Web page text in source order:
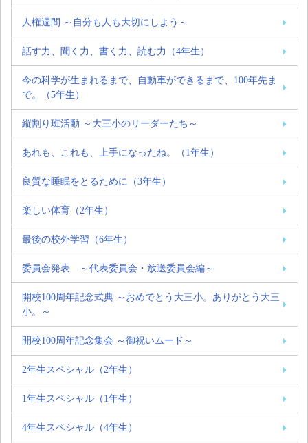
人権週間 ～自分も人も大切にしよう～
話す力、聞く力、書く力、読む力（4年生）
今の科学が生まれるまで、自動車ができるまで、100年先ま
で。（5年生）
縦割り班活動 ～大三小のリーダーたち～
あれも、これも、上手になったね。（1年生）
良質な睡眠をとるために（3年生）
楽しい体育（2年生）
最後の校外学習（6年生）
委員会発表 ～代表委員会・放送委員会編～
開校100周年記念式典 ～おめでとう大三小。ありがとう大三
小。～
開校100周年記念集会 ～御祝いムード～
2年生スペシャル（2年生）
1年生スペシャル（1年生）
4年生スペシャル（4年生）